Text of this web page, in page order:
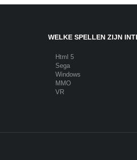
WELKE SPELLEN ZIJN
Html 5
Sega
Windows
MMO
VR